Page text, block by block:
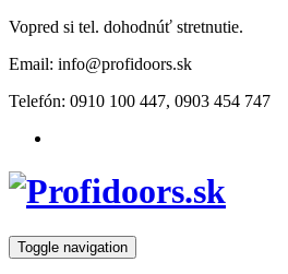
Vopred si tel. dohodnúť stretnutie.
Email: info@profidoors.sk
Telefón: 0910 100 447, 0903 454 747
Toggle navigation